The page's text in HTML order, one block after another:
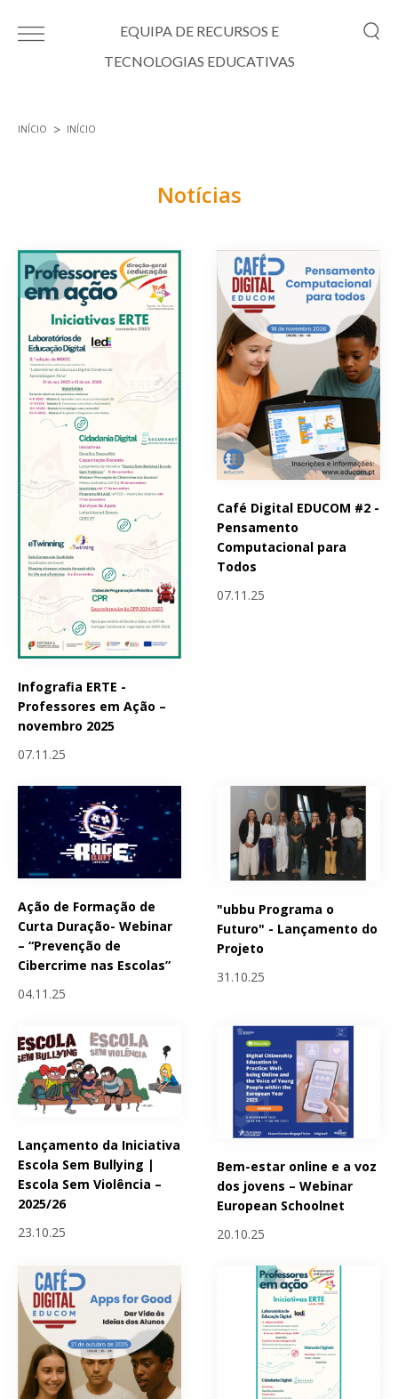
EQUIPA DE RECURSOS E
TECNOLOGIAS EDUCATIVAS
INÍCIO INÍCIO
Notícias
Infografia ERTE -
Professores em Ação –
novembro 2025
07.11.25
Café Digital EDUCOM #2 -
Pensamento
Computacional para
Todos
07.11.25
Ação de Formação de
Curta Duração- Webinar
– “Prevenção de
Cibercrime nas Escolas”
04.11.25
"ubbu Programa o
Futuro" - Lançamento do
Projeto
31.10.25
Lançamento da Iniciativa
Escola Sem Bullying |
Escola Sem Violência –
2025/26
23.10.25
Bem-estar online e a voz
dos jovens – Webinar
European Schoolnet
20.10.25
Páginas